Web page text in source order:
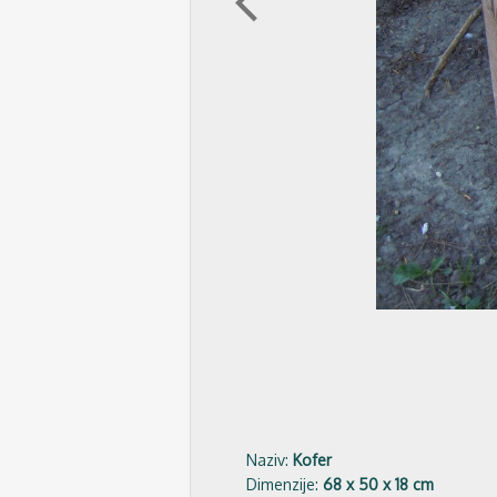
Naziv: Kofer
Dimenzije: 68 x 50 x 18 cm